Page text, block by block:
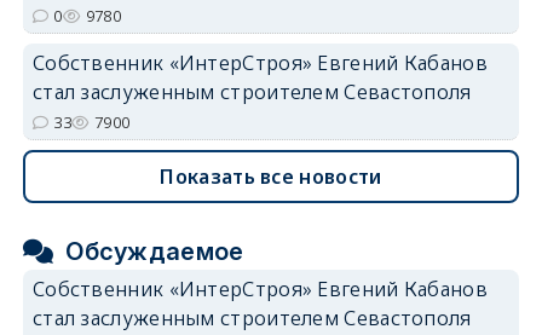
0 9780
Собственник «ИнтерСтроя» Евгений Кабанов
стал заслуженным строителем Севастополя
33 7900
Показать все новости
Обсуждаемое
Собственник «ИнтерСтроя» Евгений Кабанов
стал заслуженным строителем Севастополя